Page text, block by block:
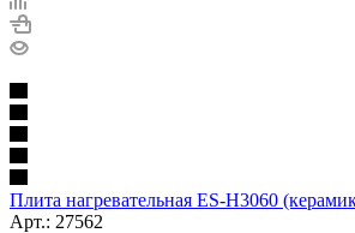
Плита нагревательная ES-H3060
Арт.: 27562